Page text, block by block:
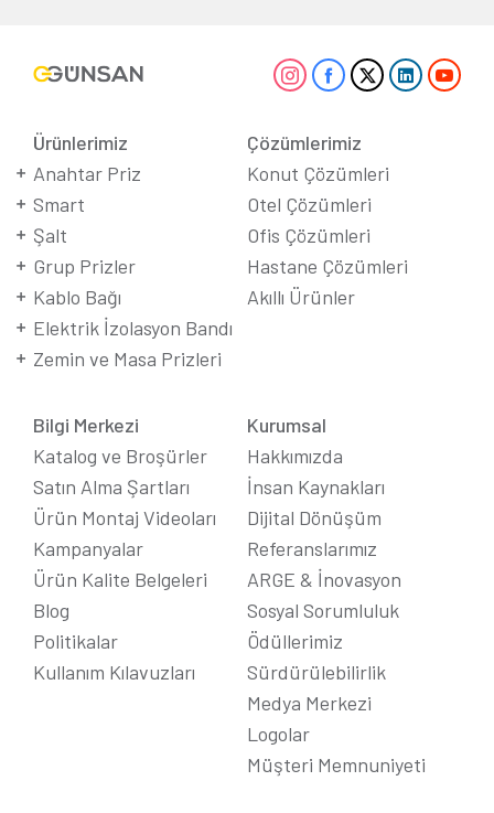
Ürünlerimiz
Anahtar Priz
Smart
Şalt
Grup Prizler
Kablo Bağı
Elektrik İzolasyon Bandı
Zemin ve Masa Prizleri
Çözümlerimiz
Konut Çözümleri
Otel Çözümleri
Ofis Çözümleri
Hastane Çözümleri
Akıllı Ürünler
Bilgi Merkezi
Katalog ve Broşürler
Satın Alma Şartları
Ürün Montaj Videoları
Kampanyalar
Ürün Kalite Belgeleri
Blog
Politikalar
Kullanım Kılavuzları
Kurumsal
Hakkımızda
İnsan Kaynakları
Dijital Dönüşüm
Referanslarımız
ARGE & İnovasyon
Sosyal Sorumluluk
Ödüllerimiz
Sürdürülebilirlik
Medya Merkezi
Logolar
Müşteri Memnuniyeti